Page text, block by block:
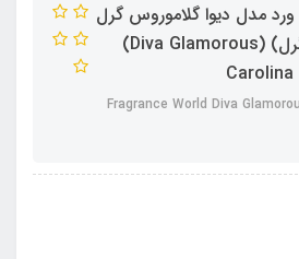
ورد مدل دیوا گلاموروس گرل
رایحه گود گرل (گودگرل) (Diva Glamorous)
Carolina
Fragrance World Diva